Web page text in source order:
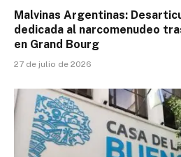
Malvinas Argentinas:
dedicada al narcomenudeo
en Grand Bourg
27 de julio de 2026